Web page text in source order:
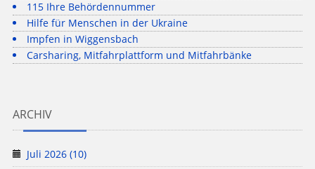
115 Ihre Behördennummer
Hilfe für Menschen in der Ukraine
Impfen in Wiggensbach
Carsharing, Mitfahrplattform und Mitfahrbänke
ARCHIV
Juli 2026 (10)